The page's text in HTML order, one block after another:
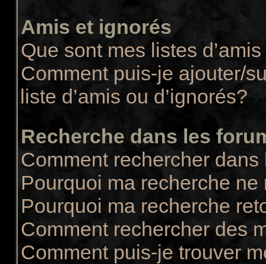
Amis et ignorés
Que sont mes listes
Comment puis-je ajouter/
liste d’amis ou d’ignorés?
Recherche dans les
Comment rechercher dans
Pourquoi ma recherche
Pourquoi ma recherche
Comment rechercher des
Comment puis-je trouver